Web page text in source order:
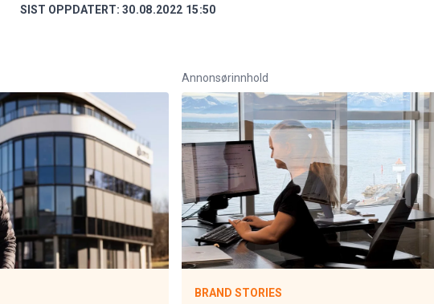
SIST OPPDATERT: 30.08.2022 15:50
Annonsørinnhold
BRAND STORIES